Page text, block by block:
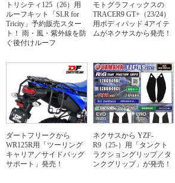
トリシティ125（26）用
ルーフキット「SLR for
Tricity」予約販売スター
ト！ 雨・風・紫外線を防
ぐ後付けルーフ
モトグラフィックスの
TRACER9 GT+（23/24）
用ボディパッド 4アイテ
ムがネクサスから発売！
ダートフリークから
WR125R用「ツーリング
キャリア／サイドバッグ
サポート」発売！
ネクサスから YZF-
R9（25-）用「タンクト
ラクショングリップ／タ
ンクグリップ」が発売！